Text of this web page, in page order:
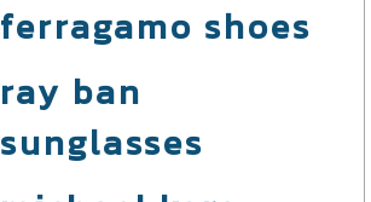
ferragamo shoes
ray ban
sunglasses